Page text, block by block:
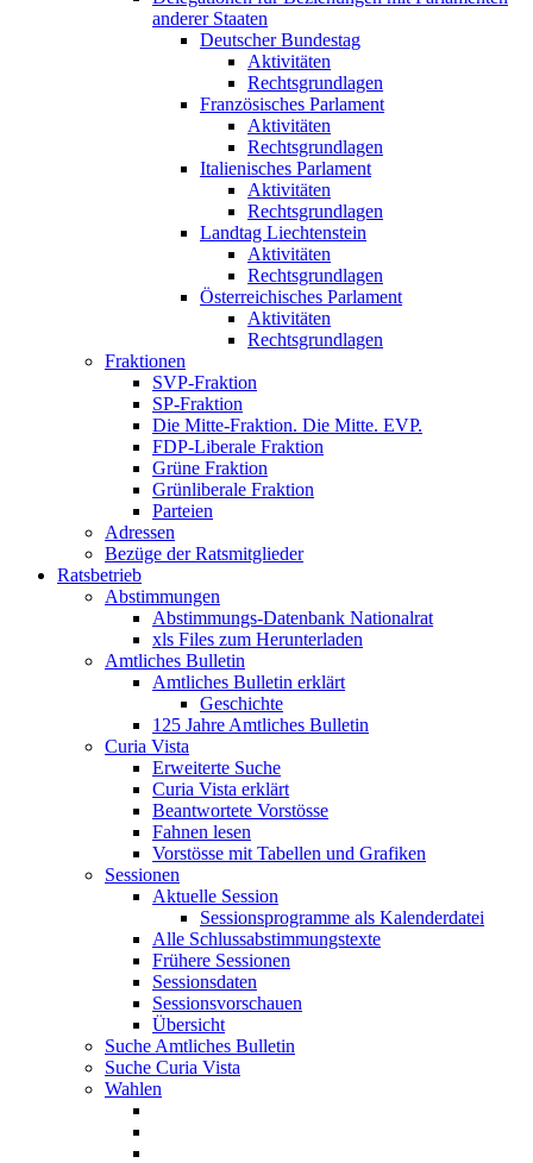
anderer Staaten
Deutscher Bundestag
Aktivitäten
Rechtsgrundlagen
Französisches Parlament
Aktivitäten
Rechtsgrundlagen
Italienisches Parlament
Aktivitäten
Rechtsgrundlagen
Landtag Liechtenstein
Aktivitäten
Rechtsgrundlagen
Österreichisches Parlament
Aktivitäten
Rechtsgrundlagen
Fraktionen
SVP-Fraktion
SP-Fraktion
Die Mitte-Fraktion. Die Mitte. EVP.
FDP-Liberale Fraktion
Grüne Fraktion
Grünliberale Fraktion
Parteien
Adressen
Bezüge der Ratsmitglieder
Ratsbetrieb
Abstimmungen
Abstimmungs-Datenbank Nationalrat
xls Files zum Herunterladen
Amtliches Bulletin
Amtliches Bulletin erklärt
Geschichte
125 Jahre Amtliches Bulletin
Curia Vista
Erweiterte Suche
Curia Vista erklärt
Beantwortete Vorstösse
Fahnen lesen
Vorstösse mit Tabellen und Grafiken
Sessionen
Aktuelle Session
Sessionsprogramme als Kalenderdatei
Alle Schlussabstimmungstexte
Frühere Sessionen
Sessionsdaten
Sessionsvorschauen
Übersicht
Suche Amtliches Bulletin
Suche Curia Vista
Wahlen